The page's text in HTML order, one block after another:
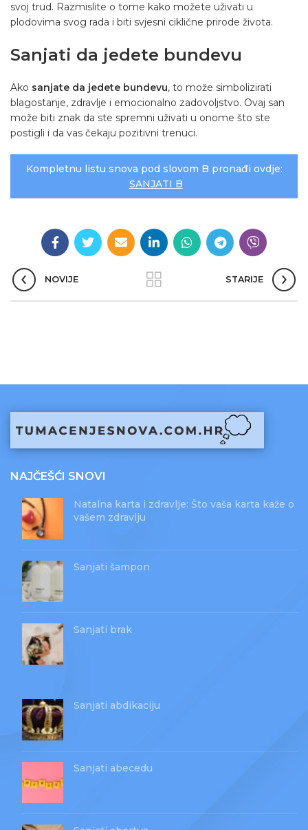
svoj trud. Razmislite o tome kako možete uživati u
plodovima svog rada i biti svjesni ciklične prirode života.
Sanjati da jedete bundevu
Ako sanjate da jedete bundevu, to može simbolizirati
blagostanje, zdravlje i emocionalno zadovoljstvo. Ovaj san
može biti znak da ste spremni uživati u onome što ste
postigli i da vas čekaju pozitivni trenuci.
Kompletnu listu snova pod slovom B pronađi ovdje:
SANJATI B
NOVIJE STARIJE
NAJČEŠĆI SNOVI
Natalna karta i zdravlje: Što vaša karta kaže o
vašem zdravlju
Sanjati šampon
Sanjati brak
Sanjati abdikaciju
Sanjati abecedu